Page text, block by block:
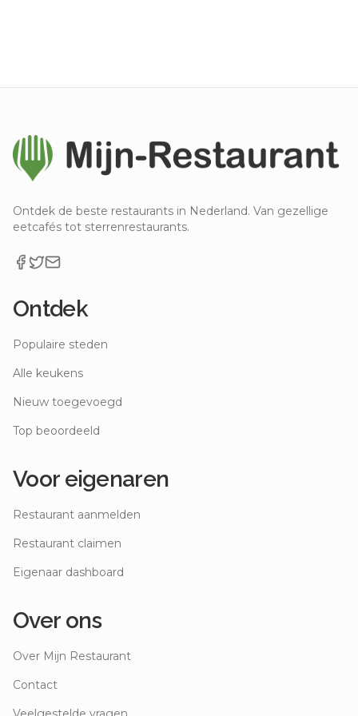
Ontdek de beste restaurants in Nederland. Van gezellige
eetcafés tot sterrenrestaurants.
Ontdek
Populaire steden
Alle keukens
Nieuw toegevoegd
Top beoordeeld
Voor eigenaren
Restaurant aanmelden
Restaurant claimen
Eigenaar dashboard
Over ons
Over Mijn Restaurant
Contact